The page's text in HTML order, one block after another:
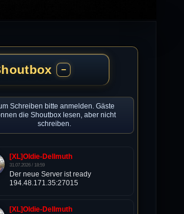
−
Schreiben bitte anmelden. Gäste
die Shoutbox lesen, aber nicht
schreiben.
[XL]Oldie-Dellmuth
31.07.2026 / 18:59
Der neue Server ist ready
194.48.171.35:27015
[XL]Oldie-Dellmuth